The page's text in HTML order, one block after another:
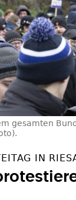
gesamten
IN